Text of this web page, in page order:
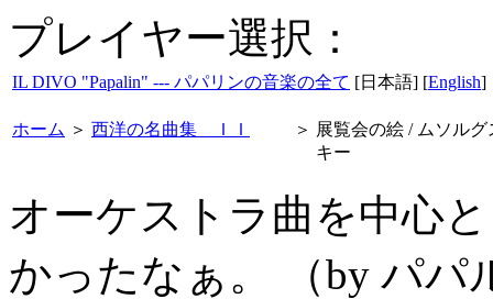
プレイヤー選択：
IL DIVO "Papalin" --- パパリンの音楽の全て [日本語] [English]
ホーム ＞ 西洋の名曲集 ＩＩ ＞ 展覧会の絵 / ムソルグ
キー
オーケストラ曲を中心
かったなぁ。 （by パパ